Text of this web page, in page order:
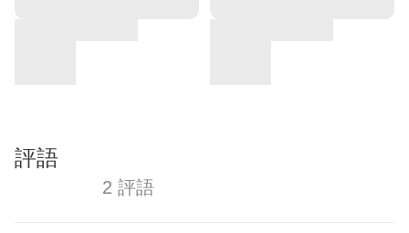
評語
2 評語